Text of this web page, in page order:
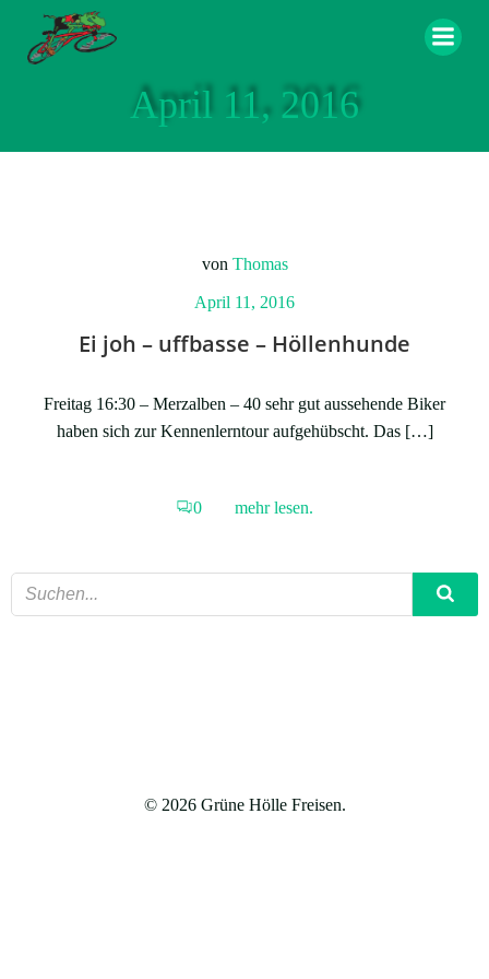
April 11, 2016
von Thomas
April 11, 2016
Ei joh – uffbasse – Höllenhunde
Freitag 16:30 – Merzalben – 40 sehr gut aussehende Biker
haben sich zur Kennenlerntour aufgehübscht. Das […]
0 mehr lesen.
© 2026 Grüne Hölle Freisen.